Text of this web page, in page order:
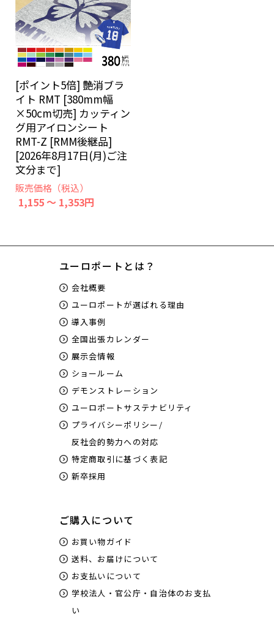
[ポイント5倍] 艶消ブラ
イト RMT [380mm幅
×50cm切売] カッティン
グ用アイロンシート
RMT-Z [RMM後継品]
[2026年8月17日(月)ご注
文分まで]
販売価格（税込）
1,155 ～ 1,353円
ユーロポートとは？
会社概要
ユーロポートが選ばれる理由
導入事例
全国出張カレンダー
展示会情報
ショールーム
デモンストレーション
ユーロポートサステナビリティ
プライバシーポリシー/
反社会的勢力への対応
特定商取引に基づく表記
新卒採用
ご購入について
お買い物ガイド
送料、お届けについて
お支払いについて
学校法人・官公庁・自治体のお支払
い